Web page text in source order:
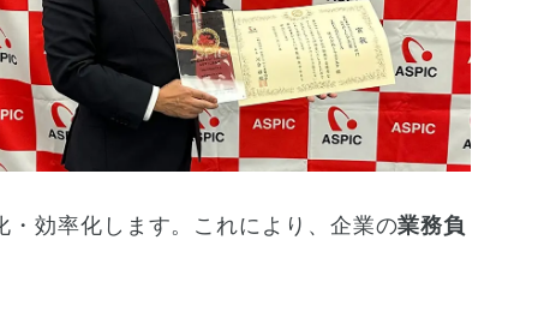
効率化します。これにより、企業の業務負